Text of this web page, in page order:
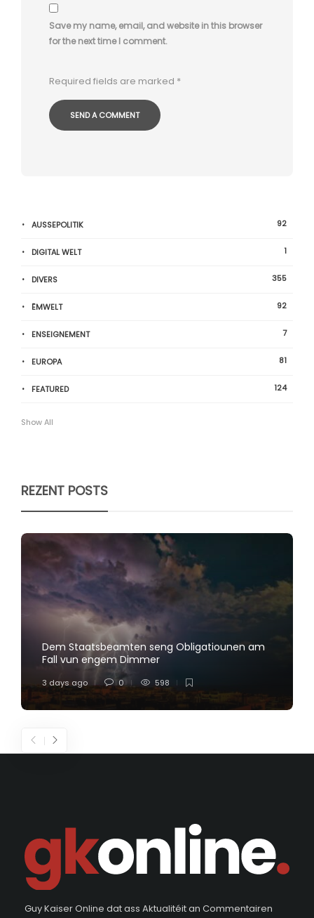
Save my name, email, and website in this browser
for the next time I comment.
Required fields are marked *
AUSSEPOLITIK 92
DIGITAL WELT 1
DIVERS 355
ËMWELT 92
ENSEIGNEMENT 7
EUROPA 81
FEATURED 124
Show All
REZENT POSTS
Dem Staatsbeamten seng Obligatiounen am
Fall vun engem Dimmer
3 days ago 0 598
Guy Kaiser Online dat ass Aktualitéit an Commentairen